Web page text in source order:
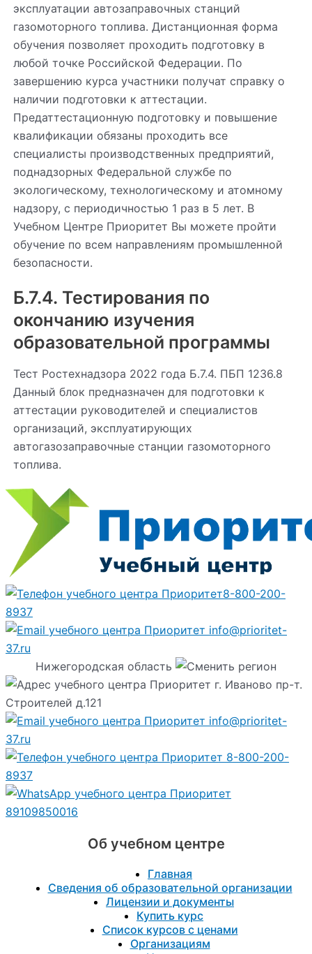
эксплуатации автозаправочных станций
газомоторного топлива. Дистанционная форма
обучения позволяет проходить подготовку в
любой точке Российской Федерации. По
завершению курса участники получат справку о
наличии подготовки к аттестации.
Предаттестационную подготовку и повышение
квалификации обязаны проходить все
специалисты производственных предприятий,
поднадзорных Федеральной службе по
экологическому, технологическому и атомному
надзору, с периодичностью 1 раз в 5 лет. В
Учебном Центре Приоритет Вы можете пройти
обучение по всем направлениям промышленной
безопасности.
Б.7.4. Тестирования по
окончанию изучения
образовательной программы
Тест Ростехнадзора 2022 года Б.7.4. ПБП 1236.8
Данный блок предназначен для подготовки к
аттестации руководителей и специалистов
организаций, эксплуатирующих
автогазозаправочные станции газомоторного
топлива.
8-800-200-
8937
info@prioritet-
37.ru
Нижегородская область
г. Иваново пр-т.
Строителей д.121
info@prioritet-
37.ru
8-800-200-
8937
89109850016
Об учебном центре
Главная
Сведения об образовательной организации
Лицензии и документы
Купить курс
Список курсов с ценами
Организациям